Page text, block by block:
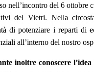
nell’incontro del 6 ottobre
del Vietri. Nella
di potenziare i reparti di
all’interno del nostro
inoltre conoscere